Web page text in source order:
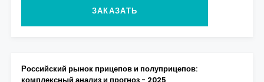
ЗАКАЗАТЬ
Российский рынок прицепов и полуприцепов: